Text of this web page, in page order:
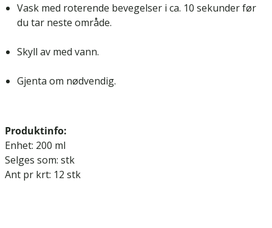
Vask med roterende bevegelser i ca. 10 sekunder før
du tar neste område.
Skyll av med vann.
Gjenta om nødvendig.
Produktinfo:
Enhet: 200 ml
Selges som: stk
Ant pr krt: 12 stk